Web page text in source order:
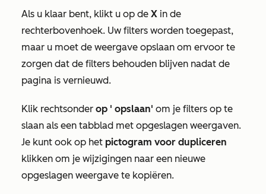
Als u klaar bent, klikt u op de X in de
rechterbovenhoek. Uw filters worden toegepast,
maar u moet de weergave opslaan om ervoor te
zorgen dat de filters behouden blijven nadat de
pagina is vernieuwd.
Klik rechtsonder op ' opslaan' om je filters op te
slaan als een tabblad met opgeslagen weergaven.
Je kunt ook op het pictogram voor dupliceren
klikken om je wijzigingen naar een nieuwe
opgeslagen weergave te kopiëren.